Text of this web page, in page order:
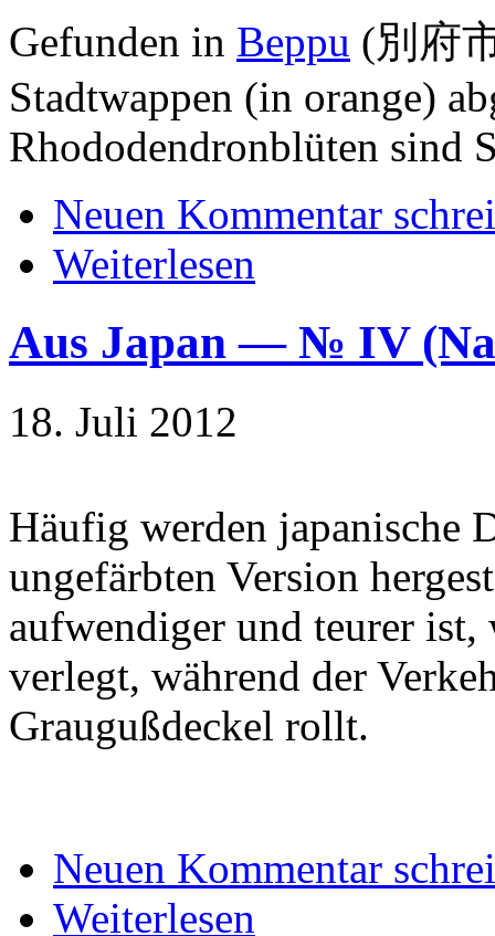
Gefunden in Beppu (別府
Stadtwappen (in orange)
Rhododendronblüten sind
Neuen Kommentar
Weiterlesen
Aus Japan — № IV
18. Juli 2012
Häufig werden japanische
ungefärbten Version
aufwendiger und teurer
verlegt, während der
Graugußdeckel rollt.
Neuen Kommentar
Weiterlesen